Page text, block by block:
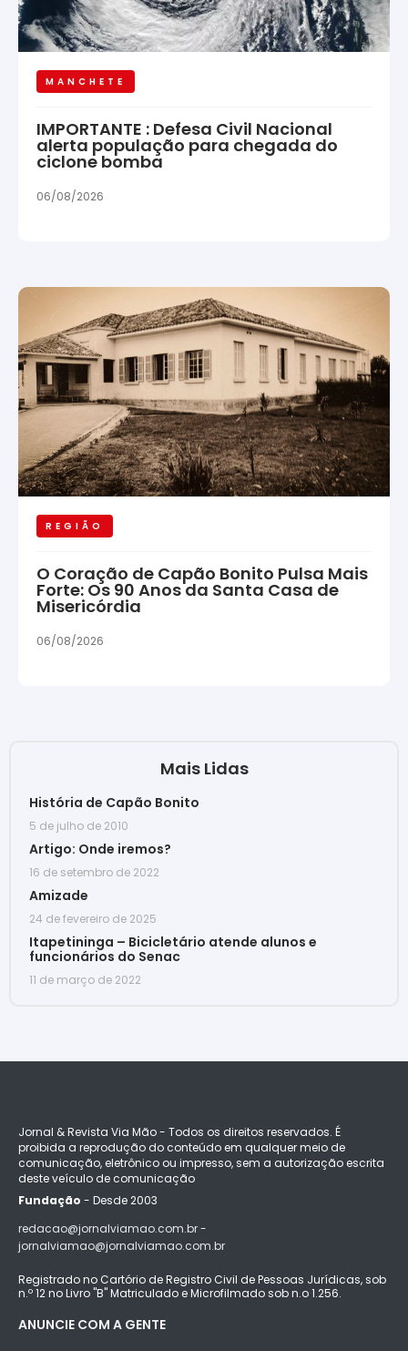
MANCHETE
IMPORTANTE : Defesa Civil Nacional
alerta população para chegada do
ciclone bomba
06/08/2026
REGIÃO
O Coração de Capão Bonito Pulsa Mais
Forte: Os 90 Anos da Santa Casa de
Misericórdia
06/08/2026
Mais Lidas
História de Capão Bonito
5 de julho de 2010
Artigo: Onde iremos?
16 de setembro de 2022
Amizade
24 de fevereiro de 2025
Itapetininga – Bicicletário atende alunos e
funcionários do Senac
11 de março de 2022
Jornal & Revista Via Mão - Todos os direitos reservados. É
proibida a reprodução do conteúdo em qualquer meio de
comunicação, eletrônico ou impresso, sem a autorização escrita
deste veículo de comunicação
Fundação - Desde 2003
redacao@jornalviamao.com.br -
jornalviamao@jornalviamao.com.br
Registrado no Cartório de Registro Civil de Pessoas Jurídicas, sob
n.º 12 no Livro "B" Matriculado e Microfilmado sob n.o 1.256.
ANUNCIE COM A GENTE